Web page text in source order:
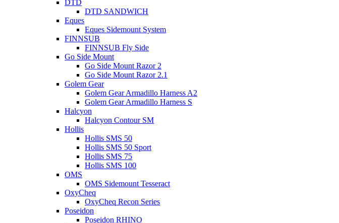
DTD
DTD SANDWICH
Eques
Eques Sidemount System
FINNSUB
FINNSUB Fly Side
Go Side Mount
Go Side Mount Razor 2
Go Side Mount Razor 2.1
Golem Gear
Golem Gear Armadillo Harness A2
Golem Gear Armadillo Harness S
Halcyon
Halcyon Contour SM
Hollis
Hollis SMS 50
Hollis SMS 50 Sport
Hollis SMS 75
Hollis SMS 100
OMS
OMS Sidemount Tesseract
OxyCheq
OxyCheq Recon Series
Poseidon
Poseidon RHINO